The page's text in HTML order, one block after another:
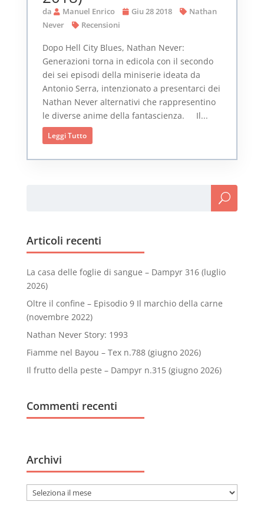
da Manuel Enrico Giu 28 2018
Nathan
Never
Recensioni
Dopo Hell City Blues, Nathan Never:
Generazioni torna in edicola con il secondo
dei sei episodi della miniserie ideata da
Antonio Serra, intenzionato a presentarci dei
Nathan Never alternativi che rappresentino
le diverse anime della fantascienza. Il...
Leggi Tutto
Articoli recenti
La casa delle foglie di sangue – Dampyr 316 (luglio
2026)
Oltre il confine – Episodio 9 Il marchio della carne
(novembre 2022)
Nathan Never Story: 1993
Fiamme nel Bayou – Tex n.788 (giugno 2026)
Il frutto della peste – Dampyr n.315 (giugno 2026)
Commenti recenti
Archivi
Archivi